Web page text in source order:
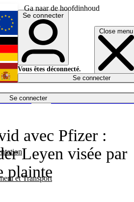
Ga naar de hoofdinhoud
Close menu
Se connecter
et Transport
Économie
English
Deutsch
Español
Se connecter
Vous êtes déconnecté.
Se connecter
avec Pfizer :
Leyen visée par
plainte